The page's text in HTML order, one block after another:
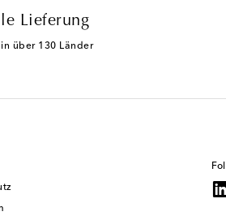
Lieferung
über 130 Länder